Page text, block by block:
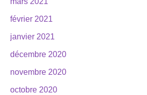
février 2021
janvier 2021
décembre 2020
novembre 2020
octobre 2020